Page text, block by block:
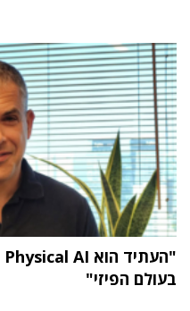
בעולם הפיזי"